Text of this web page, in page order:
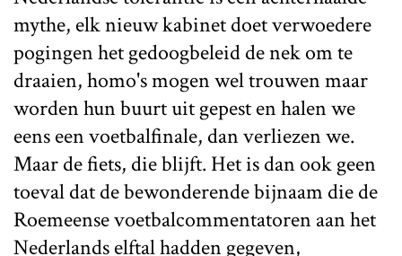
mythe, elk nieuw kabinet doet verwoedere
pogingen het gedoogbeleid de nek om te
draaien, homo's mogen wel trouwen maar
worden hun buurt uit gepest en halen we
eens een voetbalfinale, dan verliezen we.
Maar de fiets, die blijft. Het is dan ook geen
toeval dat de bewonderende bijnaam die de
Roemeense voetbalcommentatoren aan het
Nederlands elftal hadden gegeven,